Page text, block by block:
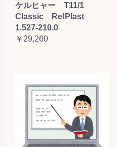
ケルヒャー T11/1
Classic Re!Plast
1.527-210.0
￥29,260